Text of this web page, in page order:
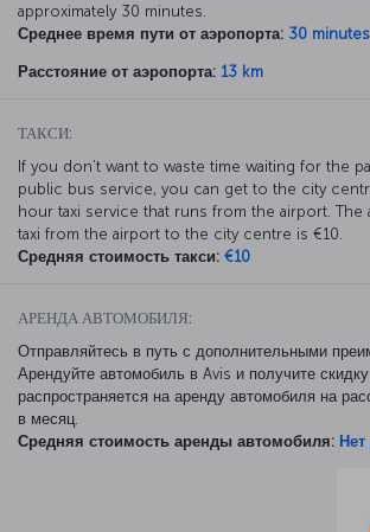
approximately 30 minutes.
Среднее время пути от аэропорта: 30 minutes
Расстояние от аэропорта: 13 km
ТАКСИ:
If you don’t want to waste time waiting for the
public bus service, you can get to the city
hour taxi service that runs from the airport. The
taxi from the airport to the city centre is €10.
Средняя стоимость такси: €10
АРЕНДА АВТОМОБИЛЯ:
Отправляйтесь в путь с дополнительными
Арендуйте автомобиль в Avis и получите скидку
распространяется на аренду автомобиля на
в месяц.
Средняя стоимость аренды автомобиля: